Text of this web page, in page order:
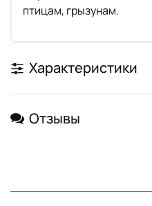
птицам, грызунам.
Характеристики
Отзывы